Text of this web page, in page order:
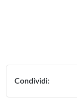
Condividi: